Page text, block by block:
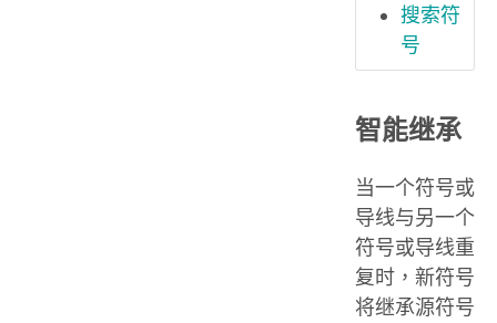
搜索符
号
智能继承
当一个符号或
导线与另一个
符号或导线重
复时，新符号
将继承源符号